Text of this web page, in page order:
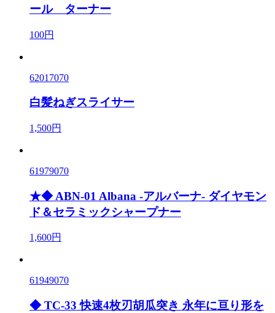
ール ターナー
100円
62017070
白髪ねぎスライサー
1,500円
61979070
★◆ ABN-01 Albana -アルバーナ- ダイヤモン
ド＆セラミックシャープナー
1,600円
61949070
◆ TC-33 快速4枚刃胡瓜突き 永年に亘り形を